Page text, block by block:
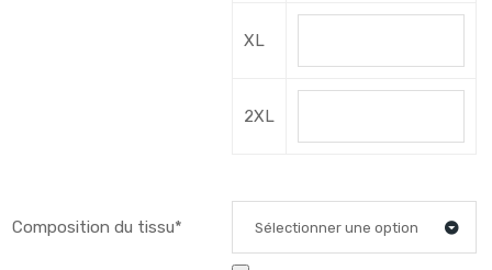
XL
2XL
Composition du tissu* Sélectionner une option